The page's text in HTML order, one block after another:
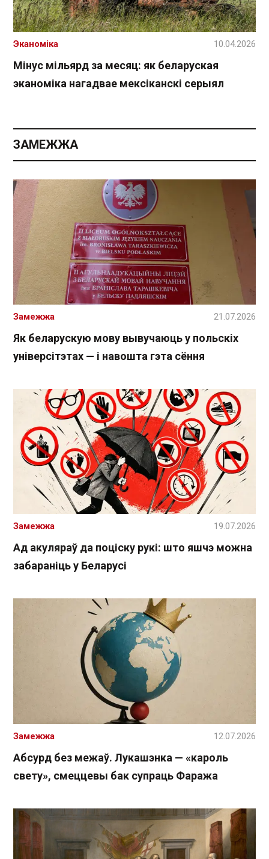
Мінус мільярд за месяц: як беларуская
эканоміка нагадвае мексіканскі серыял
Эканоміка 10.04.2026
ЗАМЕЖЖА
Як беларускую мову вывучаюць у польскіх
універсітэтах — і навошта гэта сёння
Замежжа 21.07.2026
Ад акуляраў да поціску рукі: што яшчэ можна
забараніць у Беларусі
Замежжа 19.07.2026
Абсурд без межаў. Лукашэнка — «кароль
свету», смеццевы бак супраць Фаража
Замежжа 12.07.2026